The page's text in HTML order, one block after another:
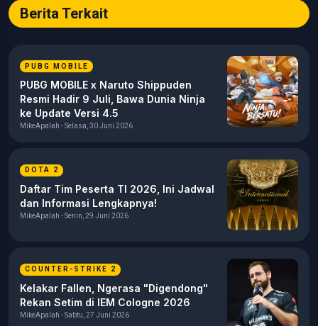
Berita Terkait
PUBG MOBILE
PUBG MOBILE x Naruto Shippuden
Resmi Hadir 9 Juli, Bawa Dunia Ninja
ke Update Versi 4.5
MikeApalah - Selasa, 30 Juni 2026
DOTA 2
Daftar Tim Peserta TI 2026, Ini Jadwal
dan Informasi Lengkapnya!
MikeApalah - Senin, 29 Juni 2026
COUNTER-STRIKE 2
Kelakar Fallen, Ngerasa "Digendong"
Rekan Setim di IEM Cologne 2026
MikeApalah - Sabtu, 27 Juni 2026